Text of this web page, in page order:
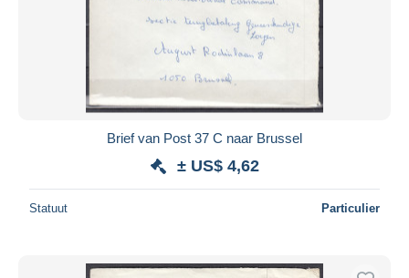
Brief van Post 37 C naar Brussel
± US$ 4,62
Statuut Particulier